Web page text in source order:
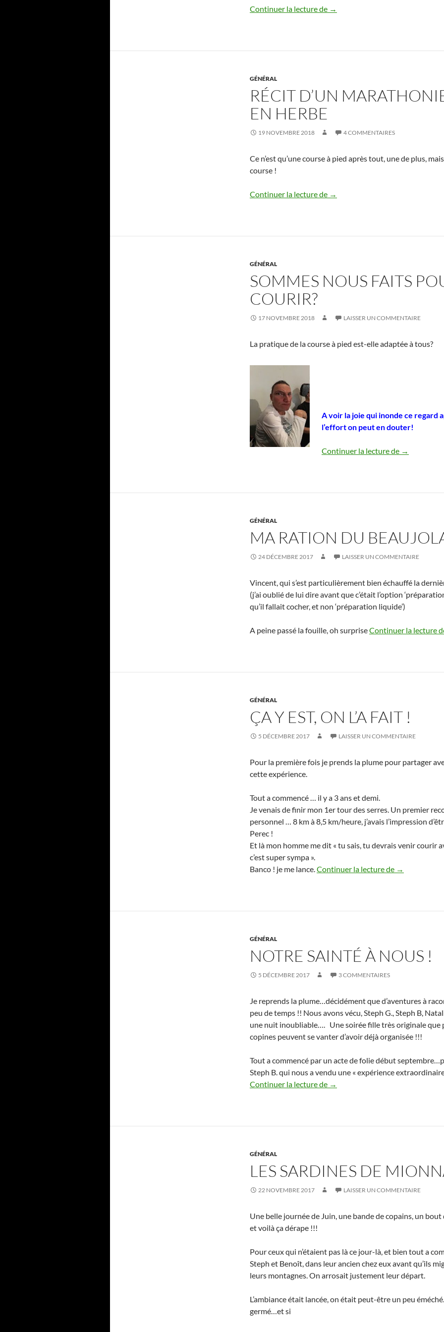
Continuer la lecture de La prochaine fois que vous me
→
GÉNÉRAL
RÉCIT D’UN
EN HERBE
19 NOVEMBRE 2018 4 COMMENTAIRES
Ce n’est qu’une course à pied après tout, une de plus,
course !
Continuer la lecture de Récit d’un marathonien en herbe
→
GÉNÉRAL
SOMMES NOUS FAITS
COURIR?
17 NOVEMBRE 2018 LAISSER UN COMMENTAIRE
La pratique de la course à pied est-elle adaptée à tous?
A voir la joie qui inonde ce regard
l’effort on peut en douter!
Continuer la lecture de Sommes
→
GÉNÉRAL
MA RATION DU
24 DÉCEMBRE 2017 LAISSER UN COMMENTAIRE
Vincent, qui s’est particulièrement bien échauffé la
(j’ai oublié de lui dire avant que c’était l’option
qu’il fallait cocher, et non ‘préparation liquide’)
A peine passé la fouille, oh surpriseContinuer la lecture
GÉNÉRAL
ÇA Y EST, ON L’A FAIT !
5 DÉCEMBRE 2017 LAISSER UN COMMENTAIRE
Pour la première fois je prends la plume pour partager
cette expérience.
Tout a commencé … il y a 3 ans et demi.
Je venais de finir mon 1er tour des serres. Un premier
personnel … 8 km à 8,5 km/heure, j’avais l’impression
Perec !
Et là mon homme me dit « tu sais, tu devrais venir courir
c’est super sympa ».
Banco ! je me lance.Continuer la lecture de Ça y est, on l’a
→
GÉNÉRAL
NOTRE SAINTÉ À NOUS !
5 DÉCEMBRE 2017 3 COMMENTAIRES
Je reprends la plume…décidément que d’aventures à
peu de temps !! Nous avons vécu, Steph G., Steph B,
une nuit inoubliable…. Une soirée fille très originale que
copines peuvent se vanter d’avoir déjà organisée !!!
Tout a commencé par un acte de folie début
Steph B. qui nous a vendu une « expérience
Continuer la lecture de Notre Sainté à Nous !
→
GÉNÉRAL
LES SARDINES DE
22 NOVEMBRE 2017 LAISSER UN COMMENTAIRE
Une belle journée de Juin, une bande de copains, un
et voilà ça dérape !!!
Pour ceux qui n’étaient pas là ce jour-là, et bien tout a
Steph et Benoît, dans leur ancien chez eux avant qu’ils
leurs montagnes. On arrosait justement leur départ.
L’ambiance était lancée, on était peut-être un peu
germé…et si